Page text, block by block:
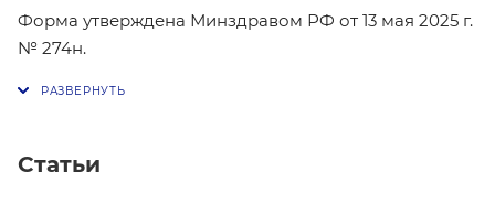
Форма утверждена Минздравом РФ от 13 мая 2025 г.
№ 274н.
Статьи